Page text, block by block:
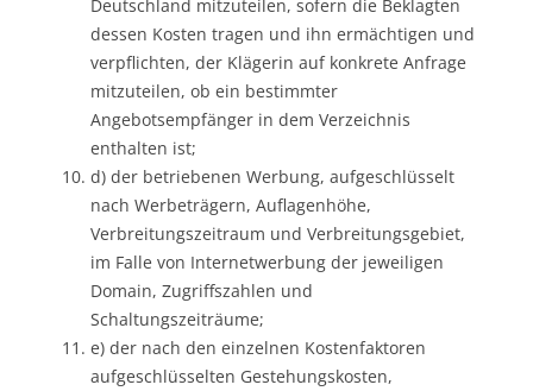
Deutschland mitzuteilen, sofern die Beklagten
dessen Kosten tragen und ihn ermächtigen und
verpflichten, der Klägerin auf konkrete Anfrage
mitzuteilen, ob ein bestimmter
Angebotsempfänger in dem Verzeichnis
enthalten ist;
d) der betriebenen Werbung, aufgeschlüsselt
nach Werbeträgern, Auflagenhöhe,
Verbreitungszeitraum und Verbreitungsgebiet,
im Falle von Internetwerbung der jeweiligen
Domain, Zugriffszahlen und
Schaltungszeiträume;
e) der nach den einzelnen Kostenfaktoren
aufgeschlüsselten Gestehungskosten,